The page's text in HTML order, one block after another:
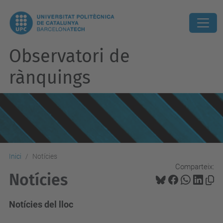
Observatori de
rànquings
Inici Notícies
Comparteix:
Notícies
Notícies del lloc